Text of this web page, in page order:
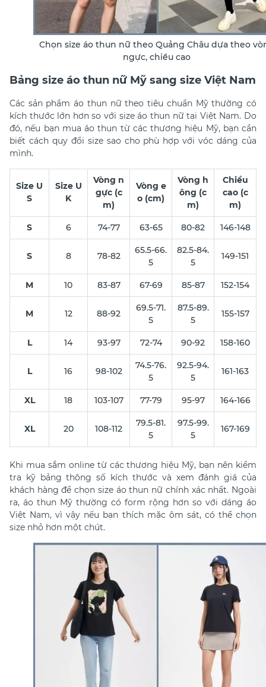
Chọn size áo thun nữ theo Quảng Châu dựa theo
ngực, chiều cao
Bảng size áo thun nữ Mỹ sang size Việt Nam
Các sản phẩm áo thun nữ theo tiêu chuẩn Mỹ thường có
kích thước lớn hơn so với size áo thun nữ tại Việt Nam. Do
đó, nếu bạn mua áo thun từ các thương hiệu Mỹ, bạn cần
biết cách quy đổi size sao cho phù hợp với vóc dáng của
mình.
Size U
S
Size U
K
Vòng n
gực (c
m)
Vòng e
o (cm)
Vòng h
ông (c
m)
Chiều
cao (c
m)
S 6 74-77 63-65 80-82 146-148
S 8 78-82
65.5-66.
5
82.5-84.
5
149-151
M 10 83-87 67-69 85-87 152-154
M 12 88-92
69.5-71.
5
87.5-89.
5
155-157
L 14 93-97 72-74 90-92 158-160
L 16 98-102
74.5-76.
5
92.5-94.
5
161-163
XL 18 103-107 77-79 95-97 164-166
XL 20 108-112
79.5-81.
5
97.5-99.
5
167-169
Khi mua sắm online từ các thương hiệu Mỹ, bạn nên kiểm
tra kỹ bảng thông số kích thước và xem đánh giá của
khách hàng để chọn size áo thun nữ chính xác nhất. Ngoài
ra, áo thun Mỹ thường có form rộng hơn so với dáng áo
Việt Nam, vì vậy nếu bạn thích mặc ôm sát, có thể chọn
size nhỏ hơn một chút.